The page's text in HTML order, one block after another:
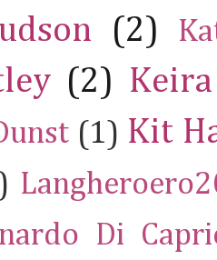
(2)
(2)
(1) Kit
Di